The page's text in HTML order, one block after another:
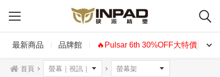
最新商品 品牌館 🔥Pulsar 6th 30%OFF大特價🔥
首頁